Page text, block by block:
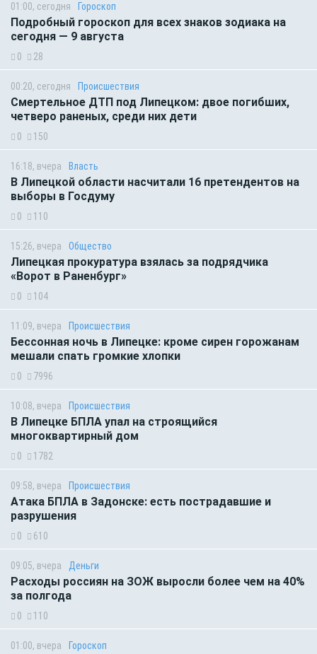
01:00, сегодня Гороскоп
Подробный гороскоп для всех знаков зодиака на
сегодня — 9 августа
0 28
00:20, сегодня Происшествия
Смертельное ДТП под Липецком: двое погибших,
четверо раненых, среди них дети
0 150
16:18, вчера Власть
В Липецкой области насчитали 16 претендентов на
выборы в Госдуму
0 110
15:26, вчера Общество
Липецкая прокуратура взялась за подрядчика
«Ворот в Раненбург»
0 104
11:09, вчера Происшествия
Бессонная ночь в Липецке: кроме сирен горожанам
мешали спать громкие хлопки
0 7996
10:08, вчера Происшествия
В Липецке БПЛА упал на строящийся
многоквартирный дом
0 1782
09:58, вчера Происшествия
Атака БПЛА в Задонске: есть пострадавшие и
разрушения
0 610
09:05, вчера Деньги
Расходы россиян на ЗОЖ выросли более чем на 40%
за полгода
0 110
01:00, вчера Гороскоп